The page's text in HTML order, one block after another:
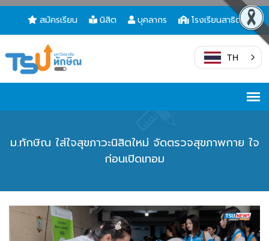
สมัครเรียน นิสิต บุคลากร โรงเรียนสาธิต
TH
ม.ทักษิณ ใส่ใจสุขภาวะนิสิตใหม่ จัดตรวจสุขภาพกาย ใจ
ก่อนเปิดเทอม